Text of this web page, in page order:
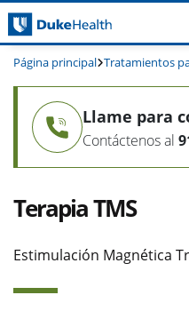
Saltar navegación
Página principal Tratamientos
Llame para
Contáctenos al
Terapia TMS
Estimulación Magnética